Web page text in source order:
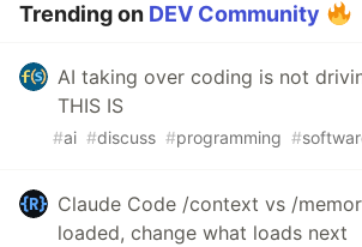
Trending on DEV Community
AI taking over coding is not
THIS IS
#ai #discuss #programming #
Claude Code /context vs /
loaded, change what loads next